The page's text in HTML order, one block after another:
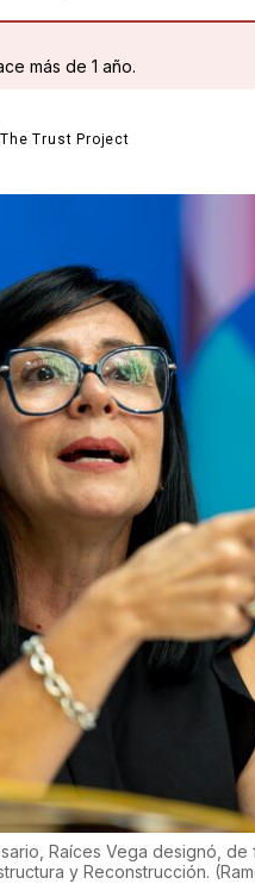
más de 1 año.
Raíces Vega designó,
y Reconstrucción. (